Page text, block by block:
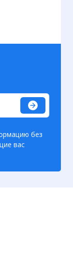
без
вас